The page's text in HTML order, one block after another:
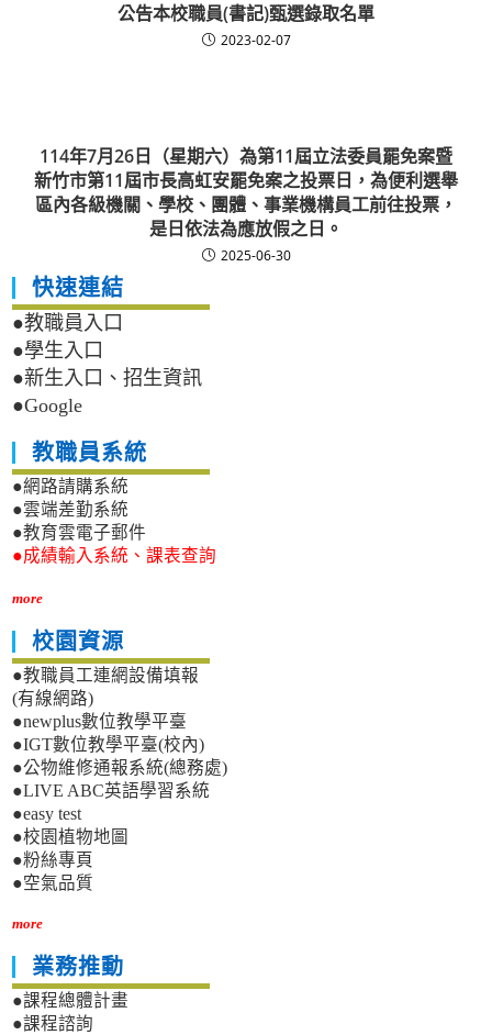
公告本校職員(書記)甄選錄取名單
2023-02-07
114年7月26日（星期六）為第11屆立法委員罷免案暨
新竹市第11屆市長高虹安罷免案之投票日，為便利選舉
區內各級機關、學校、團體、事業機構員工前往投票，
是日依法為應放假之日。
2025-06-30
快速連結
●教職員入口
●學生入口
●新生入口、招生資訊
●Google
教職員系統
●網路請購系統
●雲端差勤系統
●教育雲電子郵件
●成績輸入系統、課表查詢
more
校園資源
●教職員工連網設備填報
(有線網路)
●newplus數位教學平臺
●IGT數位教學平臺(校內)
●公物維修通報系統(總務處)
●LIVE ABC英語學習系統
●easy test
●校園植物地圖
●粉絲專頁
●空氣品質
more
業務推動
●課程總體計畫
●課程諮詢